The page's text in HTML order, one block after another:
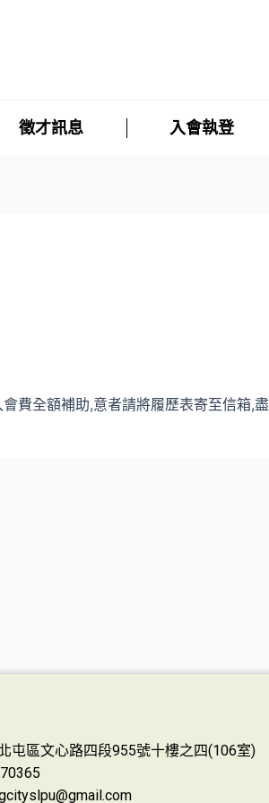
徵才訊息 入會執登
費全額補助,意者請將履歷表寄至信箱,
屯區文心路四段955號十樓之四(106室)